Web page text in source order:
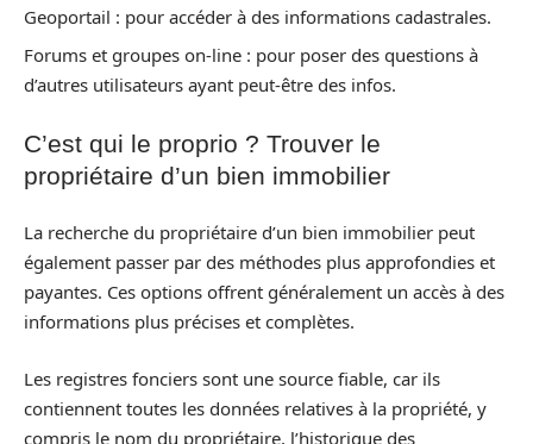
Geoportail : pour accéder à des informations cadastrales.
Forums et groupes on-line : pour poser des questions à
d’autres utilisateurs ayant peut-être des infos.
C’est qui le proprio ? Trouver le
propriétaire d’un bien immobilier
La recherche du propriétaire d’un bien immobilier peut
également passer par des méthodes plus approfondies et
payantes. Ces options offrent généralement un accès à des
informations plus précises et complètes.
Les registres fonciers sont une source fiable, car ils
contiennent toutes les données relatives à la propriété, y
compris le nom du propriétaire, l’historique des